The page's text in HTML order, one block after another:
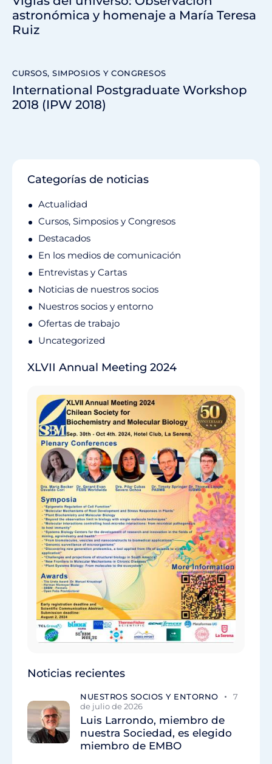
astronómica y homenaje a María Teresa
Ruiz
CURSOS, SIMPOSIOS Y CONGRESOS
International Postgraduate Workshop
2018 (IPW 2018)
Categorías de noticias
Actualidad
Cursos, Simposios y Congresos
Destacados
En los medios de comunicación
Entrevistas y Cartas
Noticias de nuestros socios
Nuestros socios y entorno
Ofertas de trabajo
Uncategorized
XLVII Annual Meeting 2024
Noticias recientes
NUESTROS SOCIOS Y ENTORNO
7
de julio de 2026
Luis Larrondo, miembro de
nuestra Sociedad, es elegido
miembro de EMBO